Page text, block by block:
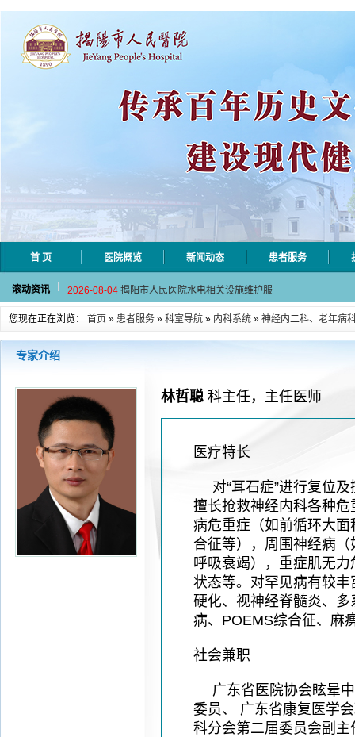
首 页 医院概览 新闻动态 患者服务
滚动资讯
2026-08-06 揭阳市人民医院采集自动对焦相机市
2026-08-04 揭阳市人民医院水电相关设施维护服
2026-07-31 学术聚力！妇儿分论坛精彩收官
2026-07-31 以学术聚合力 | 运动健康分论坛助
2026-07-31 大咖云集探内科前沿！首届榕江医学
2026-07-31
学术聚力！妇儿分论坛精彩收官
2026-07-31
以学术聚合力 | 运动健康分论坛助
您现在正在浏览： 首页 » 患者服务 » 科室导航 » 内科系统 » 神经内二科、老年病
专家介绍
林哲聪 科主任，主任医师
医疗特长
对“耳石症”进行复位
擅长抢救神经内科各种
病危重症（如前循环大
合征等），周围神经病
呼吸衰竭），重症肌无
状态等。对罕见病有较
硬化、视神经脊髓炎、
病、POEMS综合征、麻
社会兼职
广东省医院协会眩晕
委员、 广东省康复医学
科分会第二届委员会副主